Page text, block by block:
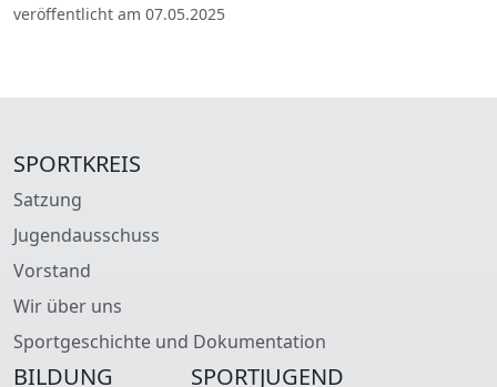
veröffentlicht am 07.05.2025
SPORTKREIS
Satzung
Jugendausschuss
Vorstand
Wir über uns
Sportgeschichte und Dokumentation
BILDUNG SPORTJUGEND